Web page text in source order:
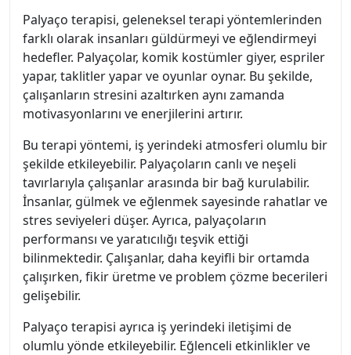
Palyaço terapisi, geleneksel terapi yöntemlerinden
farklı olarak insanları güldürmeyi ve eğlendirmeyi
hedefler. Palyaçolar, komik kostümler giyer, espriler
yapar, taklitler yapar ve oyunlar oynar. Bu şekilde,
çalışanların stresini azaltırken aynı zamanda
motivasyonlarını ve enerjilerini artırır.
Bu terapi yöntemi, iş yerindeki atmosferi olumlu bir
şekilde etkileyebilir. Palyaçoların canlı ve neşeli
tavırlarıyla çalışanlar arasında bir bağ kurulabilir.
İnsanlar, gülmek ve eğlenmek sayesinde rahatlar ve
stres seviyeleri düşer. Ayrıca, palyaçoların
performansı ve yaratıcılığı teşvik ettiği
bilinmektedir. Çalışanlar, daha keyifli bir ortamda
çalışırken, fikir üretme ve problem çözme becerileri
gelişebilir.
Palyaço terapisi ayrıca iş yerindeki iletişimi de
olumlu yönde etkileyebilir. Eğlenceli etkinlikler ve